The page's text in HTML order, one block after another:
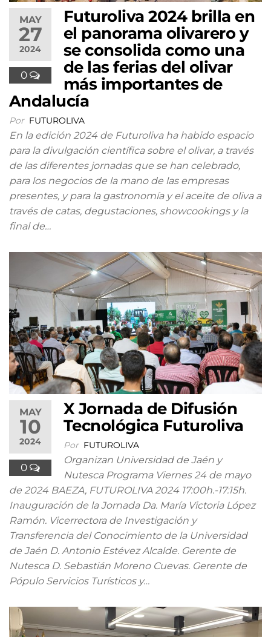
MAY
27
2024
0
Futuroliva 2024 brilla en
el panorama olivarero y
se consolida como una
de las ferias del olivar
más importantes de
Andalucía
Por FUTUROLIVA
En la edición 2024 de Futuroliva ha habido espacio
para la divulgación científica sobre el olivar, a través
de las diferentes jornadas que se han celebrado,
para los negocios de la mano de las empresas
presentes, y para la gastronomía y el aceite de oliva a
través de catas, degustaciones, showcookings y la
final de…
MAY
10
2024
0
X Jornada de Difusión
Tecnológica Futuroliva
Por FUTUROLIVA
Organizan Universidad de Jaén y
Nutesca Programa Viernes 24 de mayo
de 2024 BAEZA, FUTUROLIVA 2024 17:00h.-17:15h.
Inauguración de la Jornada Da. María Victoria López
Ramón. Vicerrectora de Investigación y
Transferencia del Conocimiento de la Universidad
de Jaén D. Antonio Estévez Alcalde. Gerente de
Nutesca D. Sebastián Moreno Cuevas. Gerente de
Pópulo Servicios Turísticos y…